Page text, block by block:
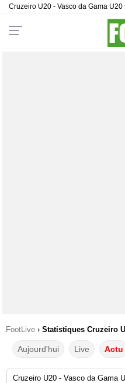
Cruzeiro U20 - Vasco da Gama U20
FootLive › Statistiques Cruzeiro
Aujourd'hui Live Actu
Cruzeiro U20 - Vasco da Gama